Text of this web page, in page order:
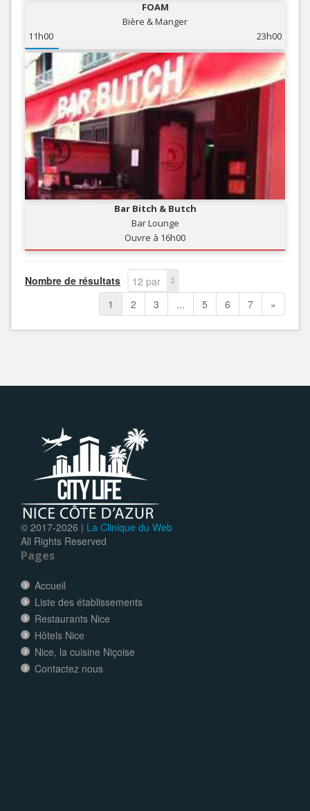
FOAM
Bière & Manger
11h00
23h00
Bar Bitch & Butch
Bar Lounge
Ouvre à 16h00
Nombre de résultats
12 par
page
1 2 3 ... 5 6 7 »
© 2017-2026 | La Clinique du Web
All Rights Reserved
Pages
Accueil
Liste des établissements
Restaurants Nice
Hôtels Nice
Nice, la cuisine Niçoise
Contactez nous